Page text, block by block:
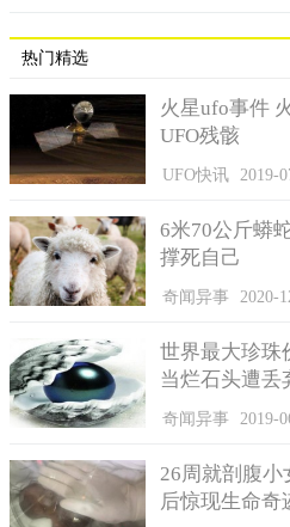
热门精选
火星ufo事件
UFO残骸
UFO快讯 2019-
6米70公斤蟒
撑死自己
奇闻异事 2020-
世界最大珍珠
当烂石头遭丢
奇闻异事 2019-
26周就剖腹小
后惊现生命奇